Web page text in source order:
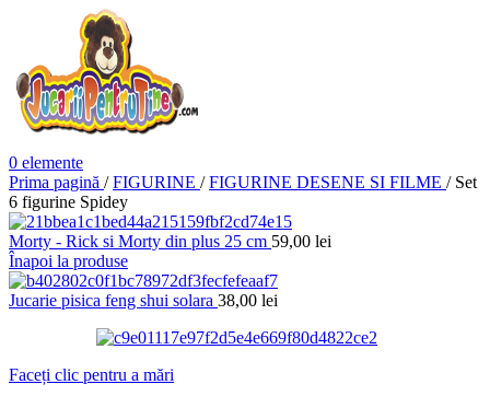
0 elemente
Prima pagină / FIGURINE / FIGURINE DESENE SI FILME / Set
6 figurine Spidey
Morty - Rick si Morty din plus 25 cm 59,00 lei
Înapoi la produse
Jucarie pisica feng shui solara 38,00 lei
Faceți clic pentru a mări